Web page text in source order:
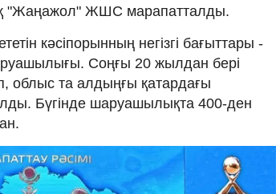
"Жаңажол" ЖШС марапатталды.
кәсіпорынның негізгі бағыттары -
Соңғы 20 жылдан бері
облыс та алдыңғы қатардағы
Бүгінде шаруашылықта 400-ден